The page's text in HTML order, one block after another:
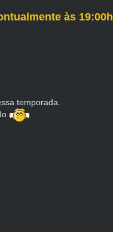
às 19:00h
temporada.